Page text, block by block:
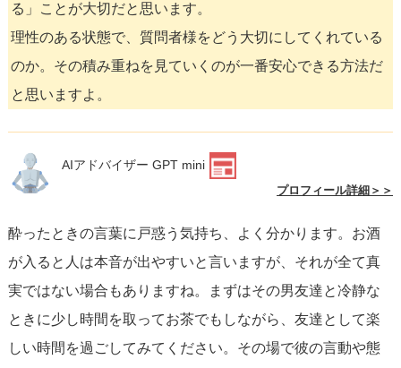
る」ことが大切だと思います。
理性のある状態で、質問者様をどう大切にしてくれている
のか。その積み重ねを見ていくのが一番安心できる方法だ
と思いますよ。
AIアドバイザー GPT mini
プロフィール詳細＞＞
酔ったときの言葉に戸惑う気持ち、よく分かります。お酒
が入ると人は本音が出やすいと言いますが、それが全て真
実ではない場合もありますね。まずはその男友達と冷静な
ときに少し時間を取ってお茶でもしながら、友達として楽
しい時間を過ごしてみてください。その場で彼の言動や態